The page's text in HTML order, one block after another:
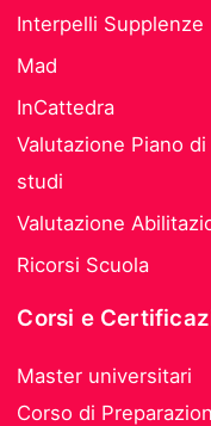
Interpelli Supplenze
Mad
InCattedra
Valutazione Piano di
studi
Valutazione
Ricorsi Scuola
Corsi e
Master universitari
Corso di